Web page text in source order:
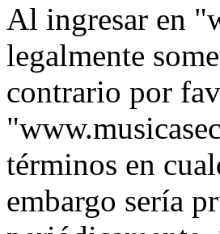
Al ingresar en
legalmente
contrario por
términos en
embargo sería